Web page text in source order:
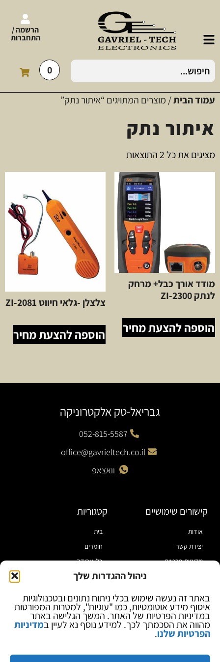
ניהול ההגדרות שלך
באתר זה נעשה שימוש בכלי ניתוח נתונים ובטכנולוגיות
איסוף מידע אוטומטיות, כמו "עוגיות", למטרות המפורטות
במדיניות הפרטיות של האתר. המשך הגלישה באתר
מהווה את הסכמתך לכך. למידע נוסף נא לעיין במדיניות
הפרטיות שלנו.
הרשמה /
התחברות
0
עמוד הבית/ מוצרים המתויגים “איתור נתק”
איתור נתק
מציגים את כל ⁦2⁩ התוצאות
מודד אורך כבל+ מרחק
לנתק ZI-2300
הוספה להצעת מחיר
צלצלן -גלאי חיווט ZI-2081
הוספה להצעת מחיר
גבריאל-טק אלקטרוניקה
052-815-5587
office@gavrieltech.co.il
וואצאפ
קישורים שימושיים
אודות
יצירת קשר
מדיניות פרטיות
בלוג
קטגוריות
בית
חומרים
כלי עבודה
מוצרי הלחמה
ספקי כח ומודדים
ציוד אופטי להגדלה